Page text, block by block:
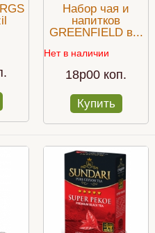
Суасеп
Набор чая и
напитков
GREENFIELD в...
Нет в наличии
18p00 коп.
Купить